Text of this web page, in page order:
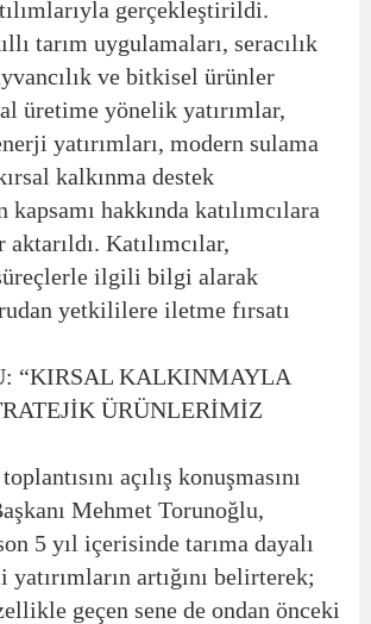
gerçekleştirildi.
tarım uygulamaları, seracılık
ve bitkisel ürünler
üretime yönelik yatırımlar,
yatırımları, modern sulama
kalkınma destek
kapsamı hakkında katılımcılara
Katılımcılar,
ilgili bilgi alarak
yetkililere iletme fırsatı
“KIRSAL KALKINMAYLA
ÜRÜNLERİMİZ
açılış konuşmasını
Mehmet Torunoğlu,
5 yıl içerisinde tarıma dayalı
artığını belirterek;
geçen sene de ondan önceki